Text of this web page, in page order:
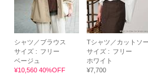
シャツ／ブラウス
サイズ : フリー
ベージュ
¥10,560 40%OFF
Tシャツ／カットソー
サイズ : フリー
ホワイト
¥7,700